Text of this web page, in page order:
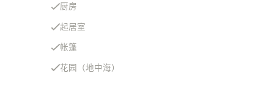
厨房
起居室
帐篷
花园（地中海）